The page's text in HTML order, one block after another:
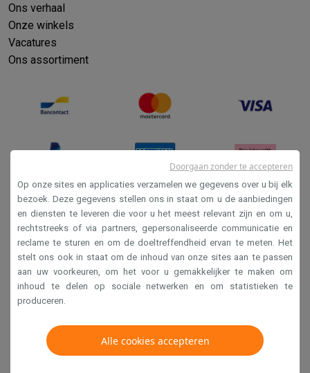
Ons verhaal
Onze winkels
Vacatures
Ons assortiment
Verkoopsvoorwaarden
Privacy
Disclaimer
Cookies
Krëfel NV - Steenstraat 44 - Industriezone 4 "T Sas",
1851 Humbeek, België
BTW BE 0400.673.544
Op onze sites en applicaties verzamelen we gegevens over u bij elk
bezoek. Deze gegevens stellen ons in staat om u de aanbiedingen
en diensten te leveren die voor u het meest relevant zijn en om u,
rechtstreeks of via partners, gepersonaliseerde communicatie en
reclame te sturen en om de doeltreffendheid ervan te meten. Het
stelt ons ook in staat om de inhoud van onze sites aan te passen
aan uw voorkeuren, om het voor u gemakkelijker te maken om
inhoud te delen op sociale netwerken en om statistieken te
produceren.
Alle cookies accepteren
Doorgaan zonder te accepteren